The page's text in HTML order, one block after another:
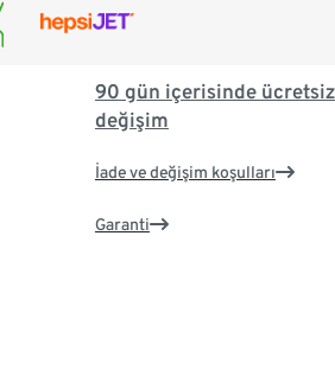
90 gün içerisinde
değişim
İade ve değişim koşulları
Garanti